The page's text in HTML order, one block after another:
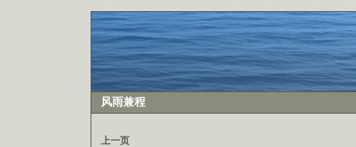
风雨兼程
上一页